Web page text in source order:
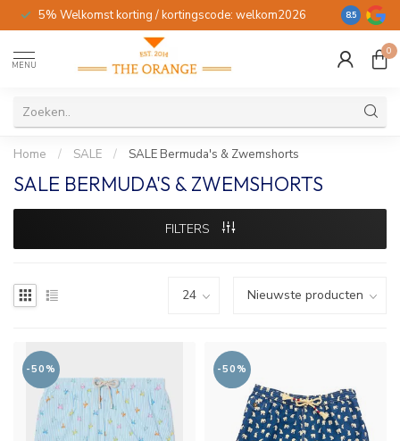
5% Welkomst korting / kortingscode: welkom2026 Gratis
8.5
MENU
0
Home / SALE / SALE Bermuda's & Zwemshorts
SALE BERMUDA'S & ZWEMSHORTS
FILTERS
-50% -50%